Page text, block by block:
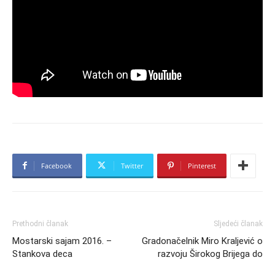
Facebook Twitter Pinterest
Prethodni članak
Mostarski sajam 2016. –
Stankova deca
Sljedeći članak
Gradonačelnik Miro Kraljević o
razvoju Širokog Brijega do